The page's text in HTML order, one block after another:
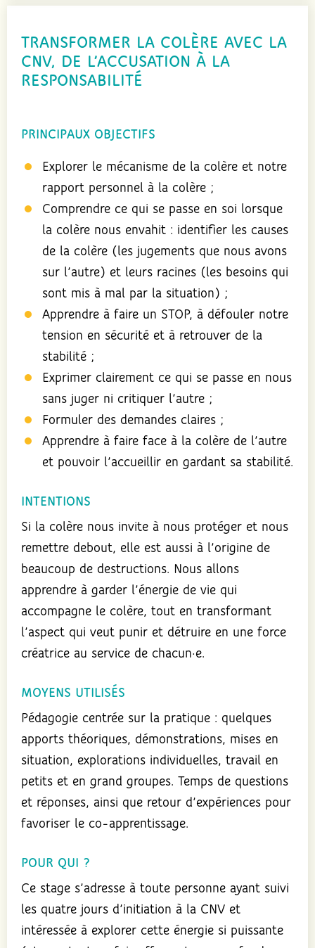
TRANSFORMER LA COLÈRE AVEC LA
CNV, DE L’ACCUSATION À LA
RESPONSABILITÉ
PRINCIPAUX OBJECTIFS
Explorer le mécanisme de la colère et notre
rapport personnel à la colère ;
Comprendre ce qui se passe en soi lorsque
la colère nous envahit : identifier les causes
de la colère (les jugements que nous avons
sur l’autre) et leurs racines (les besoins qui
sont mis à mal par la situation) ;
Apprendre à faire un STOP, à défouler notre
tension en sécurité et à retrouver de la
stabilité ;
Exprimer clairement ce qui se passe en nous
sans juger ni critiquer l’autre ;
Formuler des demandes claires ;
Apprendre à faire face à la colère de l’autre
et pouvoir l’accueillir en gardant sa stabilité.
INTENTIONS
Si la colère nous invite à nous protéger et nous
remettre debout, elle est aussi à l’origine de
beaucoup de destructions. Nous allons
apprendre à garder l’énergie de vie qui
accompagne le colère, tout en transformant
l’aspect qui veut punir et détruire en une force
créatrice au service de chacun·e.
MOYENS UTILISÉS
Pédagogie centrée sur la pratique : quelques
apports théoriques, démonstrations, mises en
situation, explorations individuelles, travail en
petits et en grand groupes. Temps de questions
et réponses, ainsi que retour d’expériences pour
favoriser le co-apprentissage.
POUR QUI ?
Ce stage s’adresse à toute personne ayant suivi
les quatre jours d’initiation à la CNV et
intéressée à explorer cette énergie si puissante